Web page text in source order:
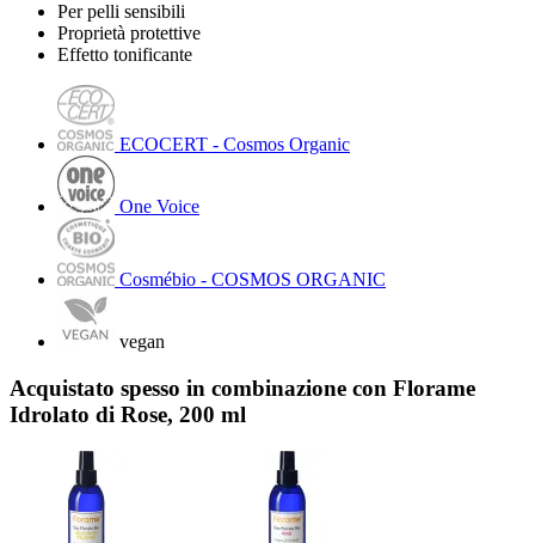
Per pelli sensibili
Proprietà protettive
Effetto tonificante
ECOCERT - Cosmos Organic
One Voice
Cosmébio - COSMOS ORGANIC
vegan
Acquistato spesso in combinazione con Florame
Idrolato di Rose, 200 ml